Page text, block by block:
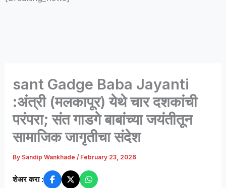
sant Gadge Baba Jayanti
:अंत्री (मलकापूर) येथे चार दशकांची
परंपरा; संत गाडगे बाबांच्या जयंतीतून
सामाजिक जागृतीचा संदेश
By Sandip Wankhade/ February 23, 2026
शेअर करा :